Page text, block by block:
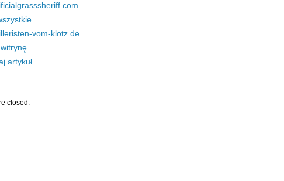
vom-klotz.de
artykuł
closed.